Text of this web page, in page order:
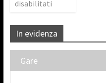
disabilitati
In evidenza
Gare